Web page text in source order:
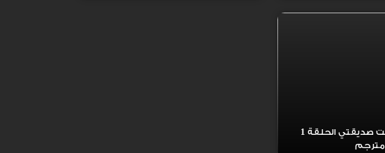
مسلسل احببت صديقتي الحلقة 1
مترجم